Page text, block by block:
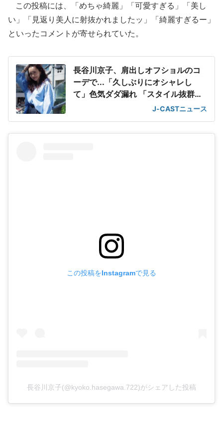
この投稿には、「めちゃ綺麗」「可愛すぎる」「美し
い」「見返り美人に射抜かれましたッ」「綺麗すぎるー」
といったコメントが寄せられていた。
長谷川京子、肩出しオフショルのコ
ーデで...「久しぶりにオシャレし
て」色気ダダ漏れ 「スタイル抜群」
J-CASTニュース
この投稿をInstagramで見る
長谷川京子(@kyoko.hasegawa.722)がシェアした投稿